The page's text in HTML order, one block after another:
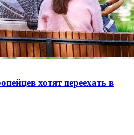
хотят переехать в